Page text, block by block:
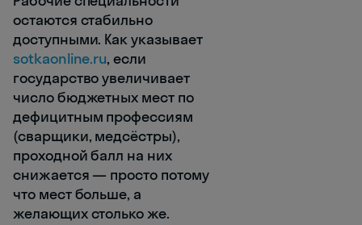
остаются стабильно
доступными. Как указывает
sotkaonline.ru, если
государство увеличивает
число бюджетных мест по
дефицитным профессиям
(сварщики, медсёстры),
проходной балл на них
снижается — просто потому
что мест больше, а
желающих столько же.